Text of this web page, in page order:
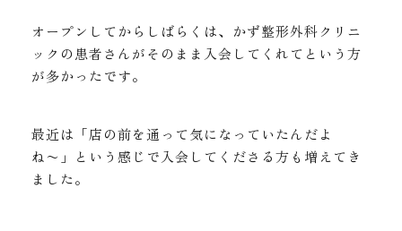
オープンしてからしばらくは、かず整形外科クリニ
ックの患者さんがそのまま入会してくれてという方
が多かったです。
最近は「店の前を通って気になっていたんだよ
ね〜」という感じで入会してくださる方も増えてき
ました。